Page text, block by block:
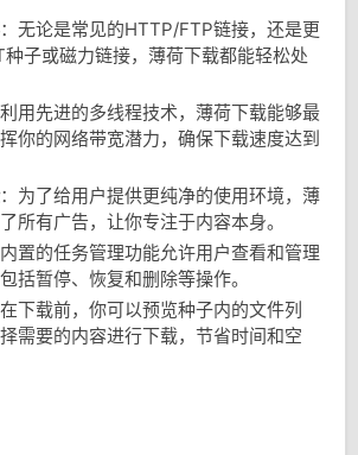
：无论是常见的HTTP/FTP链接，还是更
种子或磁力链接，薄荷下载都能轻松处
用先进的多线程技术，薄荷下载能够最
你的网络带宽潜力，确保下载速度达到
：为了给用户提供更纯净的使用环境，薄
所有广告，让你专注于内容本身。
置的任务管理功能允许用户查看和管理
括暂停、恢复和删除等操作。
下载前，你可以预览种子内的文件列
需要的内容进行下载，节省时间和空